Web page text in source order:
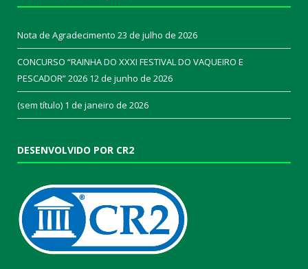
Nota de Agradecimento 23 de julho de 2026
CONCURSO “RAINHA DO XXXI FESTIVAL DO VAQUEIRO E
PESCADOR” 2026 12 de junho de 2026
(sem título) 1 de janeiro de 2026
DESENVOLVIDO POR CR2